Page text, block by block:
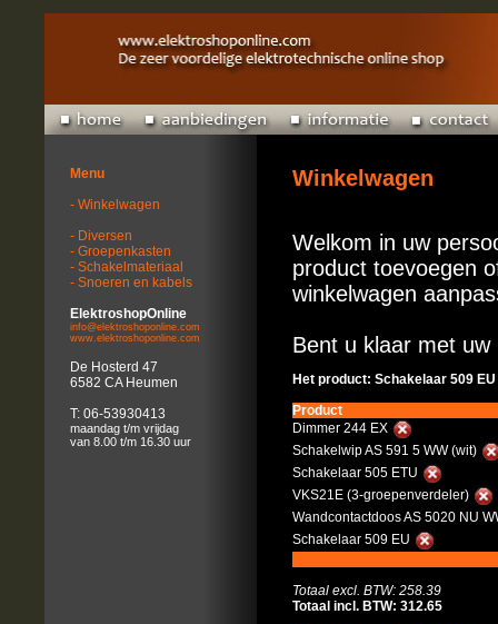
Menu
- Winkelwagen
- Diversen
- Groepenkasten
- Schakelmateriaal
- Snoeren en kabels
ElektroshopOnline
info@elektroshoponline.com
www.elektroshoponline.com
De Hosterd 47
6582 CA Heumen
T: 06-53930413
maandag t/m vrijdag
van 8.00 t/m 16.30 uur
Winkelwagen
Welkom in uw
product toevoegen
winkelwagen
Bent u klaar met
Het product: Schakelaar 509
Product
Dimmer 244 EX
Schakelwip AS 591 5 WW (wit)
Schakelaar 505 ETU
VKS21E (3-groepenverdeler)
Wandcontactdoos AS 5020 NU
Schakelaar 509 EU
Totaal excl. BTW: 258.39
Totaal incl. BTW: 312.65